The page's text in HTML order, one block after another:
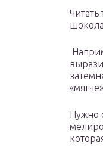
«мягче»
Нужно